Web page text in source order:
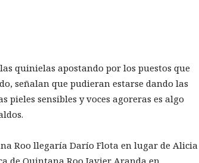
quinielas apostando por los puestos que
señalan que pudieran estarse dando las
pieles sensibles y voces agoreras es algo
Roo llegaría Darío Flota en lugar de Alicia